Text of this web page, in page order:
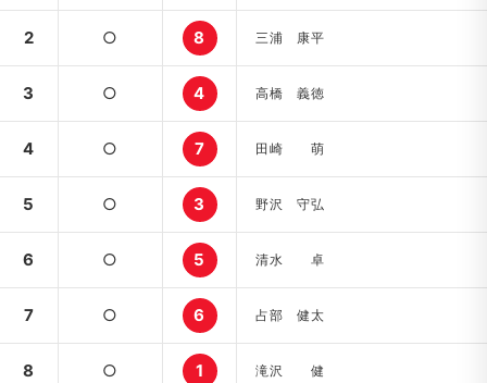
2 ○ 8 三浦 康平
3 ○ 4 高橋 義徳
4 ○ 7 田崎 萌
5 ○ 3 野沢 守弘
6 ○ 5 清水 卓
7 ○ 6 占部 健太
8 ○ 1 滝沢 健